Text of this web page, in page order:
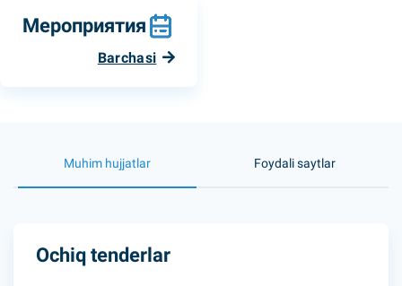
Мероприятия
Barchasi
Muhim hujjatlar Foydali saytlar
Ochiq tenderlar